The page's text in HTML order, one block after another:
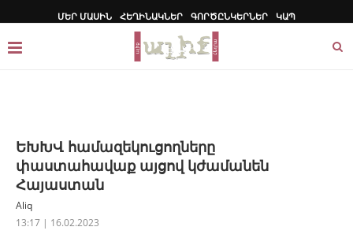
ՄԵՐ ՄԱՍԻՆ ՀԵՂԻՆԱԿՆԵՐ ԳՈՐԾԸՆԿԵՐՆԵՐ ԿԱՊ
ԵԽԽՎ համազեկուցողները
փաստահավաք այցով կժամանեն
Հայաստան
Aliq
13:17 | 16.02.2023